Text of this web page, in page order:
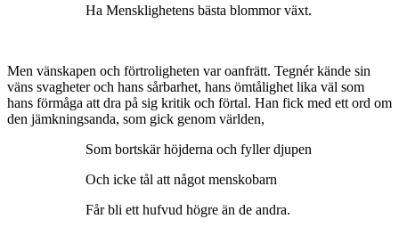
Ha Mensklighetens bästa blommor växt.
Men vänskapen och förtroligheten var oanfrätt. Tegnér kände sin
väns svagheter och hans sårbarhet, hans ömtålighet lika väl som
hans förmåga att dra på sig kritik och förtal. Han fick med ett ord om
den jämkningsanda, som gick genom världen,
Som bortskär höjderna och fyller djupen
Och icke tål att något menskobarn
Får bli ett hufvud högre än de andra.